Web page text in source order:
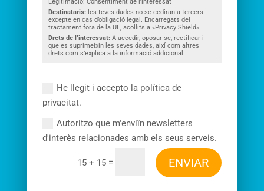
Legitimació: Consentiment de l’interessat
Destinataris: les teves dades no se cediran a tercers
excepte en cas d’obligació legal. Encarregats del
tractament fora de la UE, acollits a «Privacy Shield».
Drets de l’interessat:A accedir, oposar-se, rectificar i
que es suprimeixin les seves dades, així com altres
drets com s’explica a la informació addicional.
He llegit i accepto la política de
privacitat.
Autoritzo que m'enviïn newsletters
d'interès relacionades amb els seus serveis.
15 + 15 = ENVIAR